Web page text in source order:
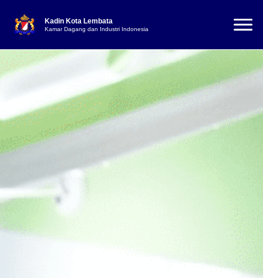
Kadin Kota Lembata
Kamar Dagang dan Industri Indonesia